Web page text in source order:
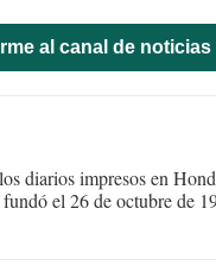
al canal de noticias
diarios impresos en
el 26 de octubre de